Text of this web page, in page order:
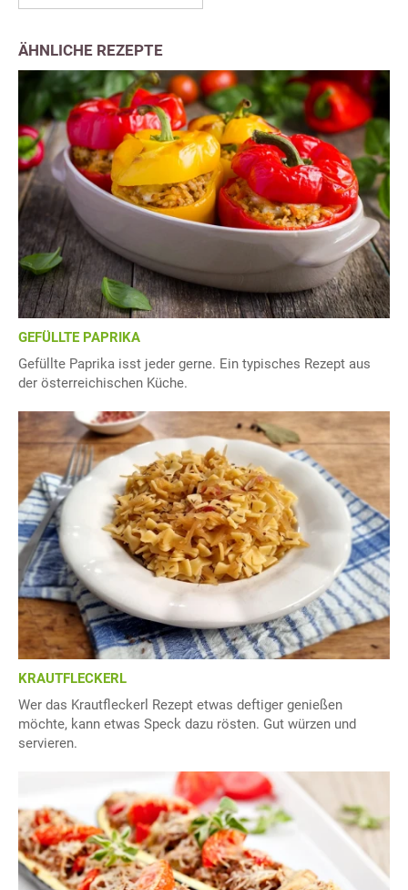
ÄHNLICHE REZEPTE
GEFÜLLTE PAPRIKA
Gefüllte Paprika isst jeder gerne. Ein typisches Rezept aus
der österreichischen Küche.
KRAUTFLECKERL
Wer das Krautfleckerl Rezept etwas deftiger genießen
möchte, kann etwas Speck dazu rösten. Gut würzen und
servieren.